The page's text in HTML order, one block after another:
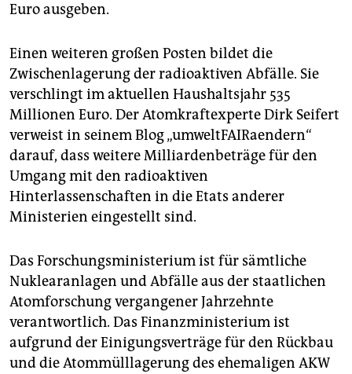
Euro ausgeben.
Einen weiteren großen Posten bildet die
Zwischenlagerung der radioaktiven Abfälle. Sie
verschlingt im aktuellen Haushaltsjahr 535
Millionen Euro. Der Atomkraftexperte Dirk Seifert
verweist in seinem Blog „umweltFAIRaendern“
darauf, dass weitere Milliardenbeträge für den
Umgang mit den radioaktiven
Hinterlassenschaften in die Etats anderer
Ministerien eingestellt sind.
Das Forschungsministerium ist für sämtliche
Nuklearanlagen und Abfälle aus der staatlichen
Atomforschung vergangener Jahrzehnte
verantwortlich. Das Finanzministerium ist
aufgrund der Einigungsverträge für den Rückbau
und die Atommülllagerung des ehemaligen AKW